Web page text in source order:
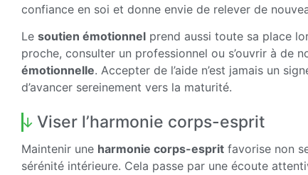
confiance en soi et donne envie de relever de
Le soutien émotionnel prend aussi toute sa place
proche, consulter un professionnel ou s’ouvrir à de
émotionnelle. Accepter de l’aide n’est jamais un
d’avancer sereinement vers la maturité.
Viser l’harmonie corps-esprit
Maintenir une harmonie corps-esprit favorise non
sérénité intérieure. Cela passe par une écoute